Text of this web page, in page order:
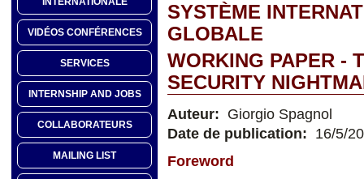
VIDÉOS CONFÉRENCES
SERVICES
INTERNSHIP AND JOBS
COLLABORATEURS
MAILING LIST
SYSTÈME
GLOBALE
WORKING PAPER -
SECURITY
Auteur: Giorgio Spagnol
Date de publication: 16/5/
Foreword